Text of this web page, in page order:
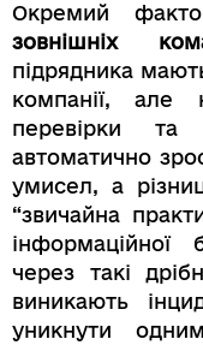
Окремий
зовнішніх
підрядника
компанії, але
перевірки та
автоматично
умисел, а
“звичайна
через такі
виникають
уникнути